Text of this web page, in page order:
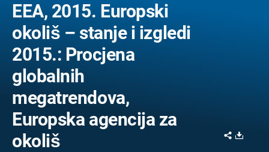
EEA, 2015. Europski
okoliš – stanje i izgledi
2015.: Procjena
globalnih
megatrendova,
Europska agencija za
okoliš
Share